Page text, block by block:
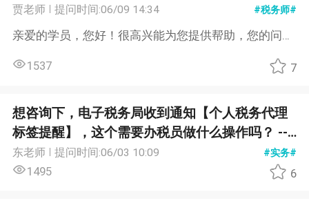
是实际收到利息的时间？
贾老师 提问时间:06/09 14:34 #税务师#
1537 7
想咨询下，电子税务局收到通知【个人税务代理
标签提醒】，这个需要办税员做什么操作吗？ ---
----------------------------------------------------------
--------------------------- 尊敬的纳税人您好，系统
东老师 提问时间:06/03 10:09 #实务#
1495 6